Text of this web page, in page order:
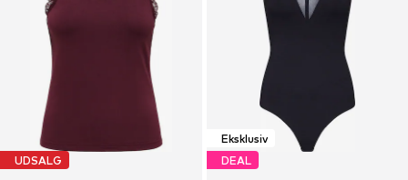
UDSALG
Eksklusiv
DEAL